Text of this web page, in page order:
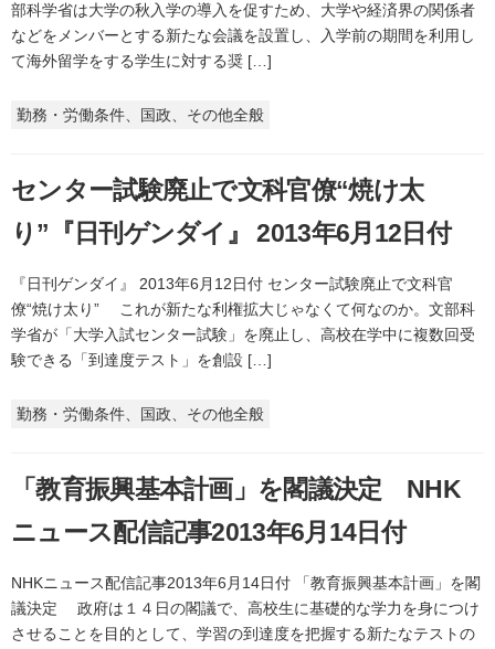
部科学省は大学の秋入学の導入を促すため、大学や経済界の関係者
などをメンバーとする新たな会議を設置し、入学前の期間を利用し
て海外留学をする学生に対する奨 […]
勤務・労働条件、国政、その他全般
センター試験廃止で文科官僚“焼け太
り”『日刊ゲンダイ』 2013年6月12日付
『日刊ゲンダイ』 2013年6月12日付 センター試験廃止で文科官
僚“焼け太り” これが新たな利権拡大じゃなくて何なのか。文部科
学省が「大学入試センター試験」を廃止し、高校在学中に複数回受
験できる「到達度テスト」を創設 […]
勤務・労働条件、国政、その他全般
「教育振興基本計画」を閣議決定 NHK
ニュース配信記事2013年6月14日付
NHKニュース配信記事2013年6月14日付 「教育振興基本計画」を閣
議決定 政府は１４日の閣議で、高校生に基礎的な学力を身につけ
させることを目的として、学習の到達度を把握する新たなテストの